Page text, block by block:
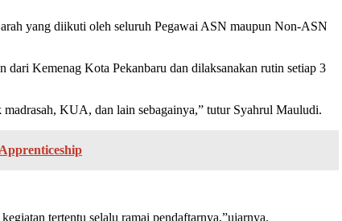
yang diikuti oleh seluruh Pegawai ASN maupun Non-ASN
Kemenag Kota Pekanbaru dan dilaksanakan rutin setiap 3
KUA, dan lain sebagainya,” tutur Syahrul Mauludi.
tertentu selalu ramai pendaftarnya,”ujarnya.